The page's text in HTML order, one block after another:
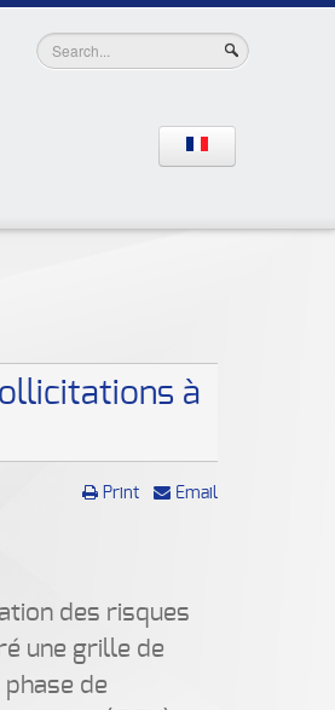
à
Print Email
des risques
une grille de
de